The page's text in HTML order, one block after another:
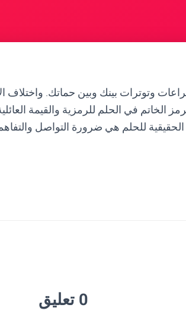
وتوترات بينك وبين حماتك. واختلاف
الخاتم في الحلم للرمزية والقيمة
للحلم هي ضرورة التواصل
0 تعليق